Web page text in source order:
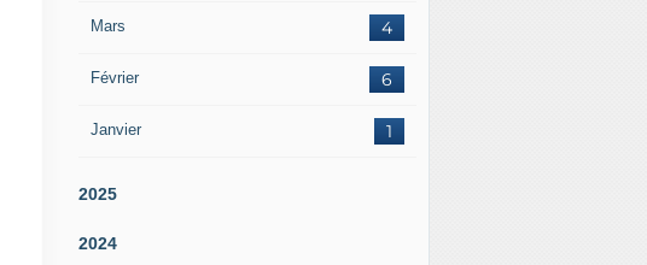
Mars 4
Février 6
Janvier 1
2025
2024